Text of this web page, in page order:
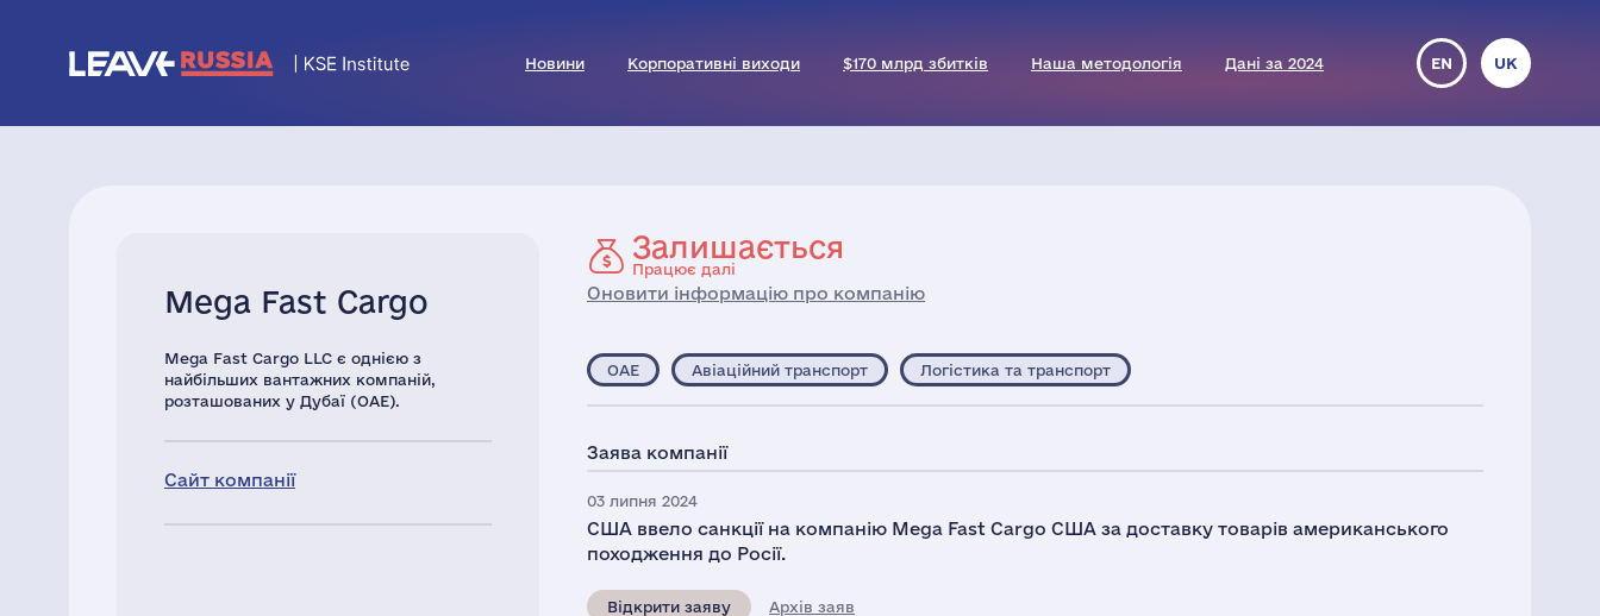
Новини Корпоративні виходи $170 млрд збитків Наша методологія Дані за 2024 EN UK
Mega Fast Cargo
Mega Fast Cargo LLC є однією з
найбільших вантажних компаній,
розташованих у Дубаї (ОАЕ).
Сайт компанії
Залишається
Працює далі
Оновити інформацію про компанію
ОАЕ Авіаційний транспорт Логістика та транспорт
Заява компанії
03 липня 2024
США ввело санкції на компанію Mega Fast Cargo США за доставку товарів американського
походження до Росії.
Відкрити заяву Архів заяв